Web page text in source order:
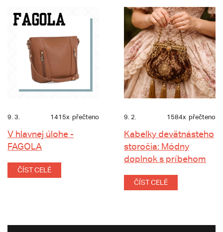
9. 3. 1415x přečteno
V hlavnej úlohe -
FAGOLA
ČÍST CELÉ
9. 2. 1584x přečteno
Kabelky devätnásteho
storočia: Módny
doplnok s príbehom
ČÍST CELÉ